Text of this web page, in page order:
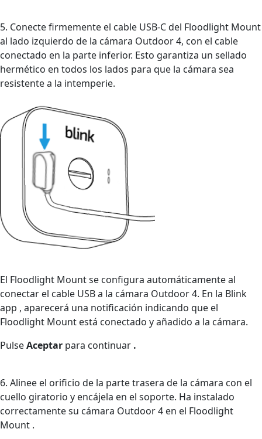
5. Conecte firmemente el cable USB-C del Floodlight Mount
al lado izquierdo de la cámara Outdoor 4, con el cable
conectado en la parte inferior. Esto garantiza un sellado
hermético en todos los lados para que la cámara sea
resistente a la intemperie.
El Floodlight Mount se configura automáticamente al
conectar el cable USB a la cámara Outdoor 4. En la Blink
app , aparecerá una notificación indicando que el
Floodlight Mount está conectado y añadido a la cámara.
PulseAceptar para continuar .
6. Alinee el orificio de la parte trasera de la cámara con el
cuello giratorio y encájela en el soporte. Ha instalado
correctamente su cámara Outdoor 4 en el Floodlight
Mount .